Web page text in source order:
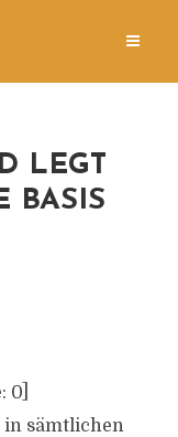
LEGT
BASIS
0]
in sämtlichen